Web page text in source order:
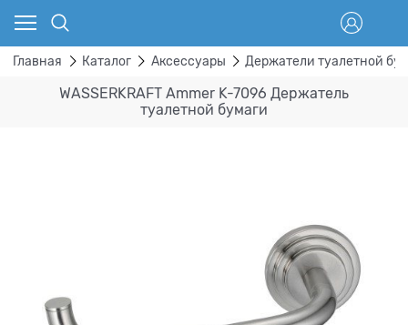
Главная Каталог Аксессуары Держатели туалетной
WASSERKRAFT Ammer K-7096 Держатель
туалетной бумаги